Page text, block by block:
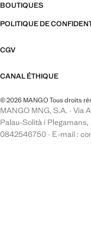
BOUTIQUES
POLITIQUE DE
CGV
CANAL ÉTHIQUE
© 2026 MANGO Tous droits
MANGO MNG, S.A. · Via
Palau-Solità i Plegamans,
0842546750 · E-mail :